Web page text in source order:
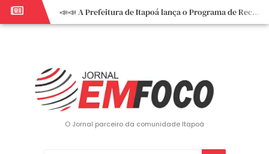
📣📣 A Prefeitura de Itapoá lança o Programa de Recuperação Fiscal (REFIS).
📢 Empreendedor do turismo, esta oportunidade é para você! Itapoá – SC.
O Jornal parceiro da comunidade Itapoá